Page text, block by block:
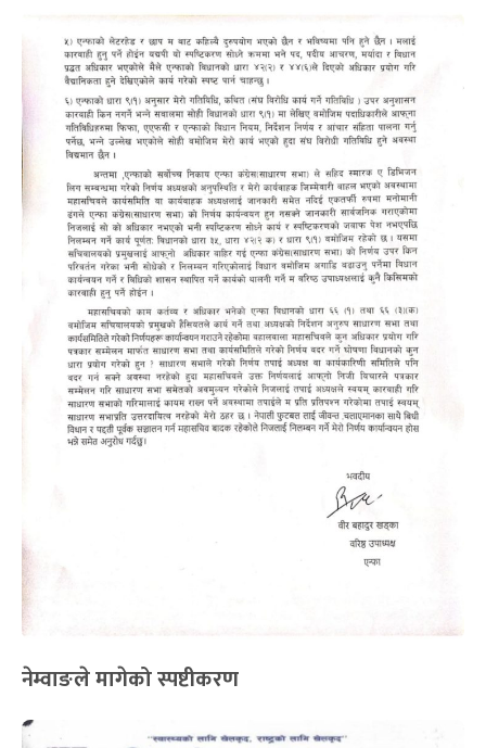
नेम्वाङले मागेको स्पष्टीकरण